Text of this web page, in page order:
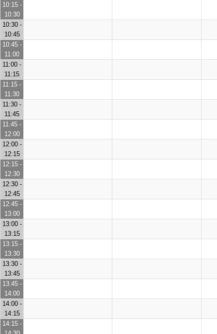
10:15 -
10:30
10:30 -
10:45
10:45 -
11:00
11:00 -
11:15
11:15 -
11:30
11:30 -
11:45
11:45 -
12:00
12:00 -
12:15
12:15 -
12:30
12:30 -
12:45
12:45 -
13:00
13:00 -
13:15
13:15 -
13:30
13:30 -
13:45
13:45 -
14:00
14:00 -
14:15
14:15 -